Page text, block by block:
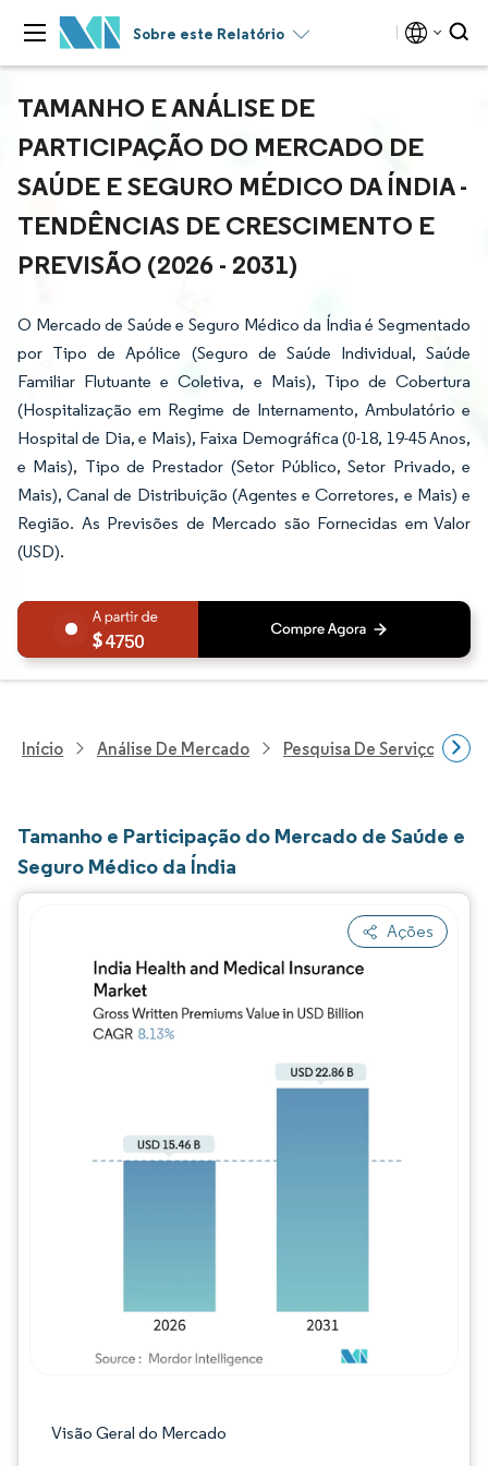
Sobre este Relatório
TAMANHO E ANÁLISE DE
PARTICIPAÇÃO DO MERCADO DE
SAÚDE E SEGURO MÉDICO DA ÍNDIA -
TENDÊNCIAS DE CRESCIMENTO E
PREVISÃO (2026 - 2031)
O Mercado de Saúde e Seguro Médico da Índia é Segmentado
por Tipo de Apólice (Seguro de Saúde Individual, Saúde
Familiar Flutuante e Coletiva, e Mais), Tipo de Cobertura
(Hospitalização em Regime de Internamento, Ambulatório e
Hospital de Dia, e Mais), Faixa Demográfica (0-18, 19-45 Anos,
e Mais), Tipo de Prestador (Setor Público, Setor Privado, e
Mais), Canal de Distribuição (Agentes e Corretores, e Mais) e
Região. As Previsões de Mercado são Fornecidas em Valor
(USD).
4750
Início Análise De Mercado Pesquisa De Serviços
Tamanho e Participação do Mercado de Saúde e
Seguro Médico da Índia
Ações
Visão Geral do Mercado